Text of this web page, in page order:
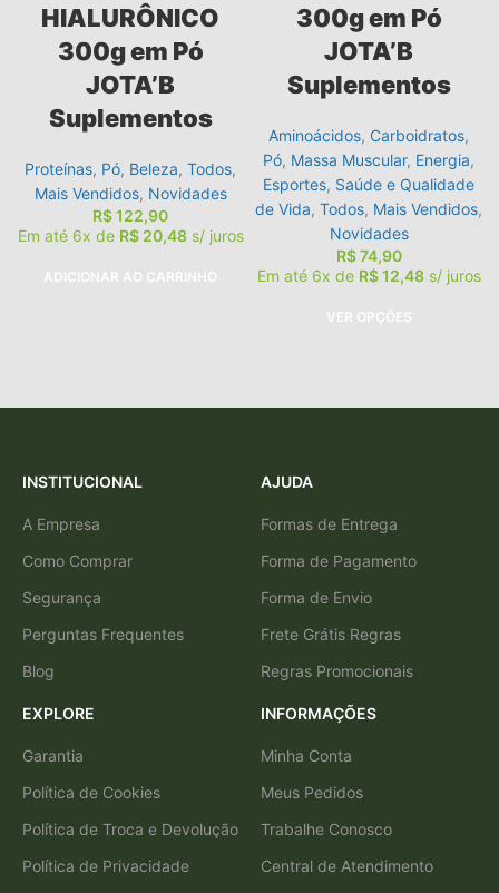
HIALURÔNICO
300g em Pó
JOTA’B
Suplementos
Proteínas, Pó, Beleza, Todos,
Mais Vendidos, Novidades
R$122,90
Em até 6x de R$20,48 s/ juros
ADICIONAR AO CARRINHO
300g em Pó
JOTA’B
Suplementos
Aminoácidos, Carboidratos,
Pó, Massa Muscular, Energia,
Esportes, Saúde e Qualidade
de Vida, Todos, Mais Vendidos,
Novidades
R$74,90
Em até 6x de R$12,48 s/ juros
VER OPÇÕES
INSTITUCIONAL
A Empresa
Como Comprar
Segurança
Perguntas Frequentes
Blog
AJUDA
Formas de Entrega
Forma de Pagamento
Forma de Envio
Frete Grátis Regras
Regras Promocionais
EXPLORE
Garantia
Política de Cookies
Política de Troca e Devolução
Política de Privacidade
INFORMAÇÕES
Minha Conta
Meus Pedidos
Trabalhe Conosco
Central de Atendimento